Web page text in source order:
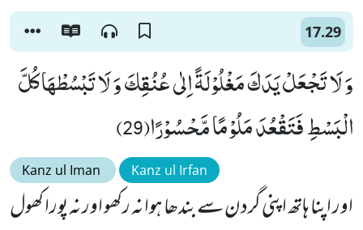
17.29
وَ لَا تَجْعَلْ یَدَكَ مَغْلُوْلَةً اِلٰى عُنُقِكَ وَ لَا تَبْسُطْهَا كُلَّ
الْبَسْطِ فَتَقْعُدَ مَلُوْمًا مَّحْسُوْرًا(29)
Kanz ul Iman Kanz ul Irfan
اور اپنا ہاتھ اپنی گردن سے بندھا ہوا نہ رکھو اور نہ پورا کھول